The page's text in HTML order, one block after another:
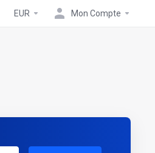
EUR Mon Compte